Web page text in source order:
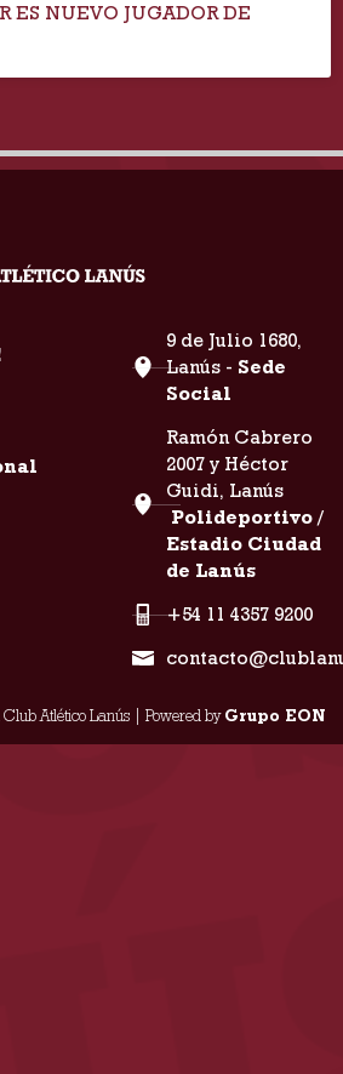
ES NUEVO JUGADOR DE
9 de Julio 1680,
Lanús - Sede
Social
Ramón Cabrero
2007 y Héctor
Guidi, Lanús
Polideportivo /
Estadio Ciudad
de Lanús
+54 11 4357 9200
Atlético Lanús | Powered byGrupo EON